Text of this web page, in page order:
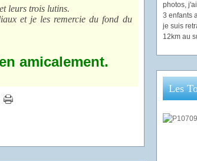
leurs trois lutins.
et je les remercie du fond du
amicalement.
photos,
3 enfants
je suis
12km au
Les